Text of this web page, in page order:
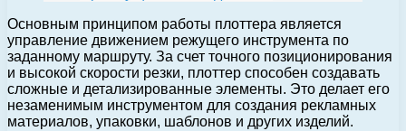
Основным принципом работы плоттера является
управление движением режущего инструмента по
заданному маршруту. За счет точного позиционирования
и высокой скорости резки, плоттер способен создавать
сложные и детализированные элементы. Это делает его
незаменимым инструментом для создания рекламных
материалов, упаковки, шаблонов и других изделий.